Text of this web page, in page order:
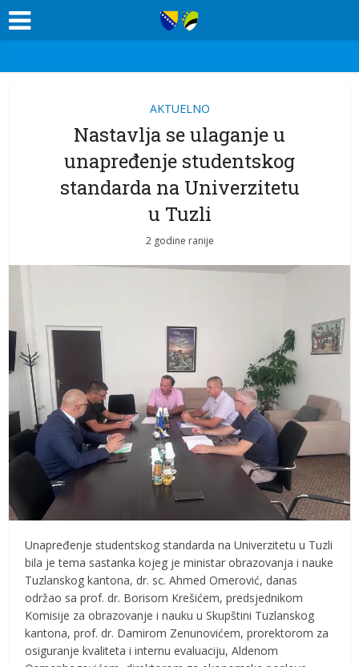
AKTUELNO
Nastavlja se ulaganje u
unapređenje studentskog
standarda na Univerzitetu
u Tuzli
2 godine ranije
Unapređenje studentskog standarda na Univerzitetu u Tuzli
bila je tema sastanka kojeg je ministar obrazovanja i nauke
Tuzlanskog kantona, dr. sc. Ahmed Omerović, danas
održao sa prof. dr. Borisom Krešićem, predsjednikom
Komisije za obrazovanje i nauku u Skupštini Tuzlanskog
kantona, prof. dr. Damirom Zenunovićem, prorektorom za
osiguranje kvaliteta i internu evaluaciju, Aldenom